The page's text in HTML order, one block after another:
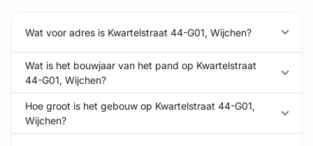
Wat voor adres is Kwartelstraat 44-G01, Wijchen?
Wat is het bouwjaar van het pand op Kwartelstraat
44-G01, Wijchen?
Hoe groot is het gebouw op Kwartelstraat 44-G01,
Wijchen?